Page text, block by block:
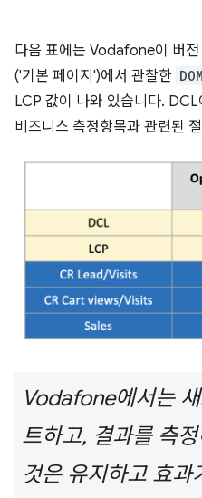
다음 표에는 Vodafone이 버
('기본 페이지')에서 관찰한
LCP 값이 나와 있습니다. DCL
비즈니스 측정항목과 관련된
Vodafone에서는
트하고, 결과를 측
것은 유지하고 효